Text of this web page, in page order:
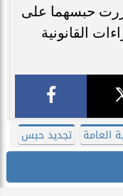
حبسهما على
القانونية
العامة تجديد حبس